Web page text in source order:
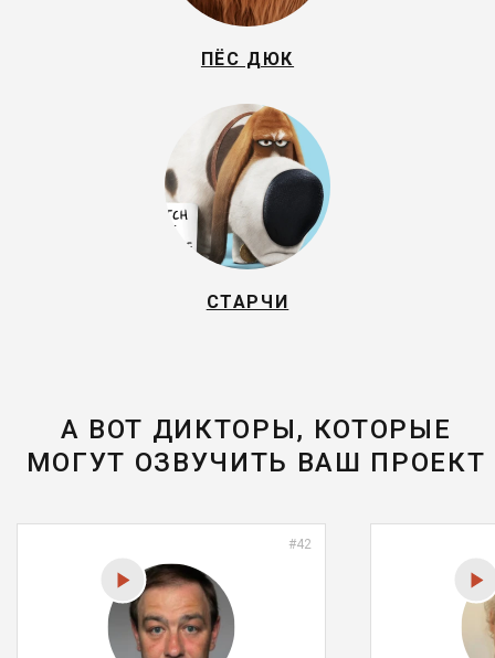
ПЁС ДЮК
СТАРЧИ
А ВОТ ДИКТОРЫ, КОТОРЫЕ
МОГУТ ОЗВУЧИТЬ ВАШ ПРОЕКТ
#42